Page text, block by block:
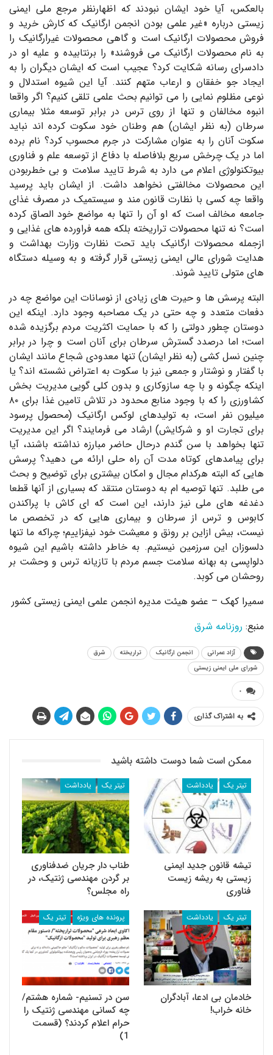
بالعکس، آیا خود ایشان نبودند که اظهارنظر مرجع ملی ایمنی
زیستی درباره «غیر علمی بودن انجمن ارگانیک که کارش خرید و
فروش محصولات ارگانیک است و گاهی محصولات غیرارگانیک را
به نام محصولات ارگانیک می فروشند» را برنتابیده و علیه او در
دادسرای رسانه شکایت کرد؟ عجیب است که ایشان دیگران را به
ایجاد جو خفقان و ارعاب متهم کنند. آیا این شیوه استدلال و
نوعی مظلوم نمایی را می توانیم بحث علمی تلقی کنیم؟ اگر واقعا
انبوه مخالفان و تنها از روی ترس در برابر توسعه مثلا بیماری
سرطان (به نظر ایشان) هم وطنان خود سکوت کرده اند نباید
سکوت آنان را به عنوان مشارکت در جرم محسوب کرد؟ نام برده
اما در یک چرخش سریع بلافاصله با دفاع از توسعه علم و فناوری
بیوتکنولوژی اعلام می دارد به شرط تایید سلامت و بی خطربودن
این محصولات مخالفتی نخواهد داشت. از ایشان باید پرسید
واقعا چه کسی با نظارت قانون مند و سیستمیک در مصرف غذای
جامعه مخالف است که او آن را تنها به مواضع خود الصاق کرده
است؟ نه تنها محصولات تراریخته بلکه همه فراورده های غذایی و
ازجمله محصولات ارگانیک باید تحت نظارت وزارت بهداشت و
هدایت شورای عالی ایمنی زیستی قرار گرفته و به وسیله دستگاه
های متولی تایید شوند.
البته پرسش ها و حیرت های زیادی از نوسانات این مواضع چه در
دفعات متعدد و چه حتی در یک مصاحبه وجود دارد. اینکه این
دوستان چطور دولتی را که با حمایت اکثریت مردم برگزیده شده
است؛ اما درصدد گسترش سرطان برای آنان است و چرا در برابر
چنین نسل کشی (به نظر ایشان) تنها معدودی شجاع مانند ایشان
با گفتار و نوشتار و جمعی نیز با سکوت به اعتراض نشسته اند؟ یا
اینکه چگونه و با چه سازوکاری و بدون کلی گویی مدیریت بخش
کشاورزی را که با وجود منابع محدود در تلاش تامین غذا برای ۸۰
میلیون نفر است، به تولیدهای لوکس ارگانیک (محصول پرسود
برای تجارت او و شرکایش) ارشاد می فرمایند؟ اگر این مدیریت
تنها بخواهد با سن گندم درحال حاضر مبارزه نداشته باشند، آیا
برای پیامدهای کوتاه مدت آن راه حلی ارائه می دهید؟ پرسش
هایی که البته هرکدام مجال و امکان بیشتری برای توضیح و بحث
می طلبد. تنها توصیه ام به دوستان منتقد که بسیاری از آنها قطعا
دغدغه های ملی نیز دارند، این است که ای کاش با پراکندن
کابوس و ترس از سرطان و بیماری هایی که در تخصص ما
نیست، بیش ازاین بر رونق و معیشت خود نیفزاییم؛ چراکه ما تنها
دلسوزان این سرزمین نیستیم. به خاطر داشته باشیم این شیوه
دلواپسی به بهانه سلامت جسم مردم با تازیانه ترس و وحشت بر
روحشان می کوبد.
سمیرا کهک – عضو هیئت مدیره انجمن علمی ایمنی زیستی کشور
منبع: روزنامه شرق
آزاد عمرانی انجمن ارگانیک تراریخته
شرق
شورای ملی ایمنی زیستی
۰
به اشتراک گذاری
ممکن است شما دوست داشته باشید
تیتر یک یادداشت
تیشه قانون جدید ایمنی
زیستی به ریشه زیست
فناوری
تیتر یک یادداشت
طناب دار جریان ضد‌فناوری
بر گردن مهندسی ژنتیک، در
راه مجلس؟
تیتر یک یادداشت
خادمان بی ادعا، آبادگران
خانه خراب!
پرونده های ویژه تیتر یک
سن در تسنیم- شماره هشتم/
چه کسانی مهندسی ژنتیک را
حرام اعلام کردند؟ (قسمت
1)